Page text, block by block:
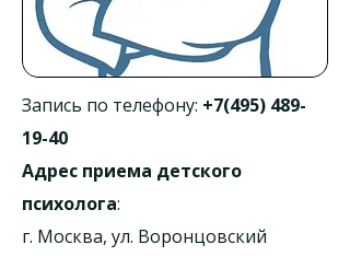
Запись по телефону: +7(495) 489-
19-40
Адрес приема детского
психолога:
г. Москва, ул. Воронцовский